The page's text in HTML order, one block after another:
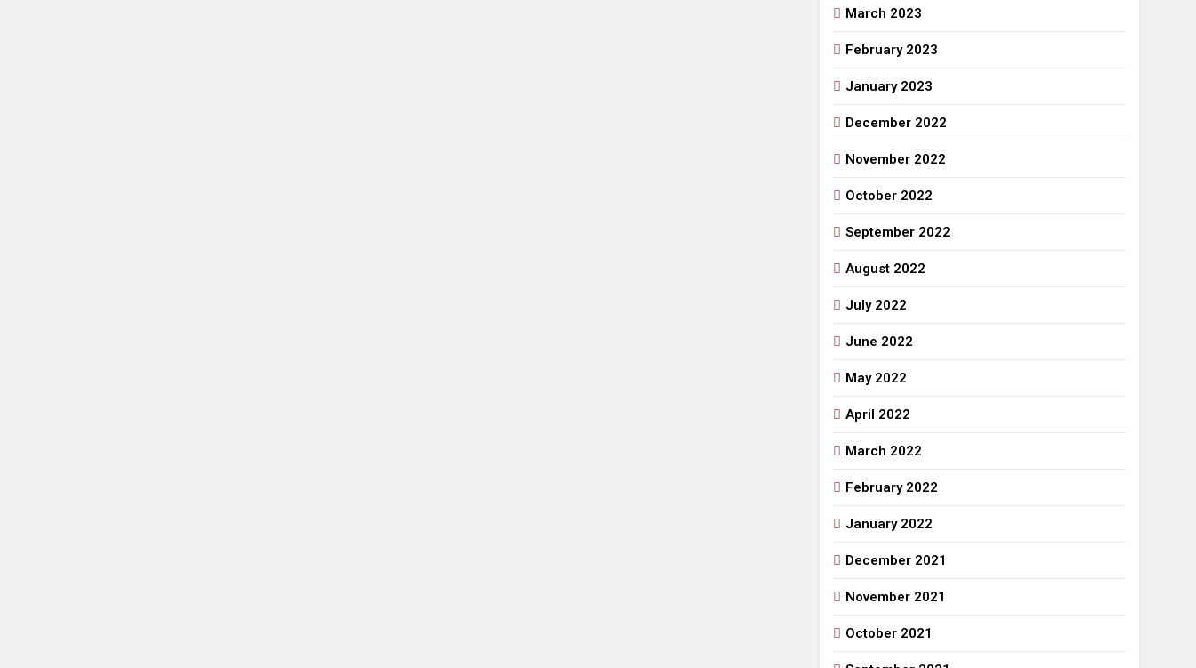
March 2023
February 2023
January 2023
December 2022
November 2022
October 2022
September 2022
August 2022
July 2022
June 2022
May 2022
April 2022
March 2022
February 2022
January 2022
December 2021
November 2021
October 2021